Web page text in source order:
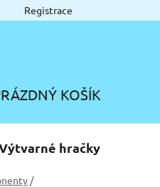
Registrace
KOŠÍK
hračky
/